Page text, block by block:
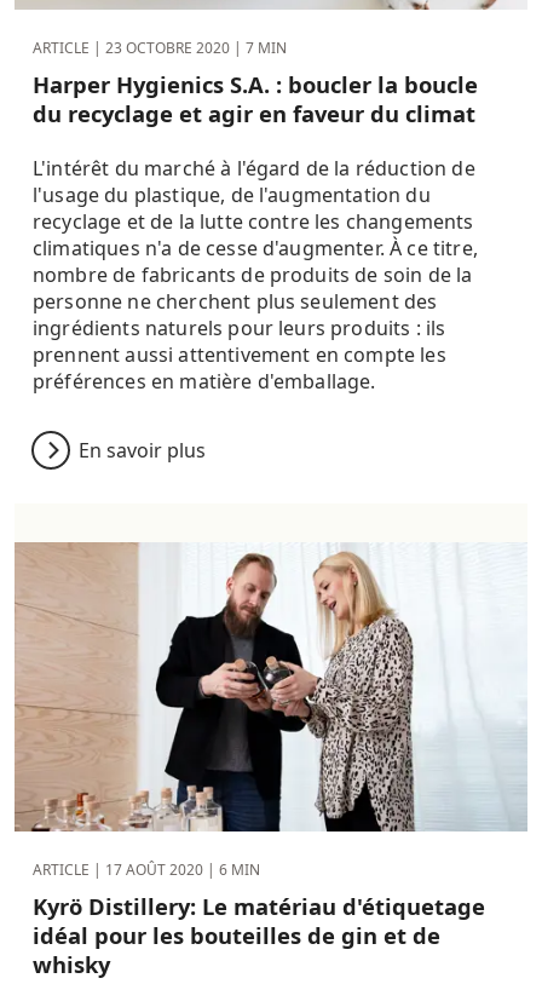
ARTICLE | 23 OCTOBRE 2020 | 7 MIN
Harper Hygienics S.A. : boucler la boucle
du recyclage et agir en faveur du climat
L'intérêt du marché à l'égard de la réduction de
l'usage du plastique, de l'augmentation du
recyclage et de la lutte contre les changements
climatiques n'a de cesse d'augmenter. À ce titre,
nombre de fabricants de produits de soin de la
personne ne cherchent plus seulement des
ingrédients naturels pour leurs produits : ils
prennent aussi attentivement en compte les
préférences en matière d'emballage.
En savoir plus
ARTICLE | 17 AOÛT 2020 | 6 MIN
Kyrö Distillery: Le matériau d'étiquetage
idéal pour les bouteilles de gin et de
whisky